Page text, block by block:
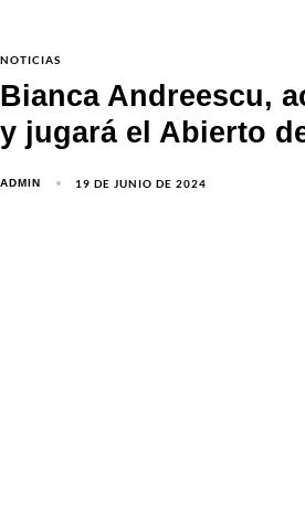
NOTICIAS
Bianca Andreescu,
y jugará el Abierto
ADMIN 19 DE JUNIO DE 2024